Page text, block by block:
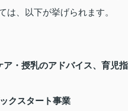
は、以下が挙げられます。
・授乳のアドバイス、育児
クスタート事業